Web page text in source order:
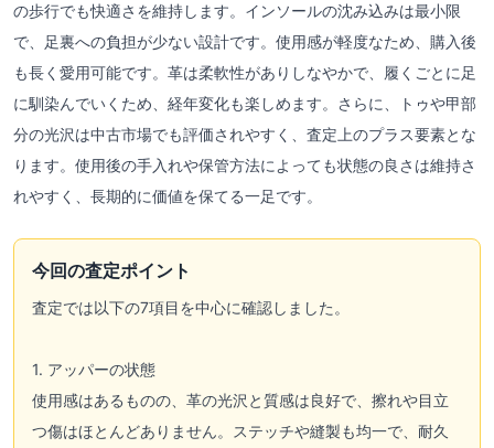
の歩行でも快適さを維持します。インソールの沈み込みは最小限
で、足裏への負担が少ない設計です。使用感が軽度なため、購入後
も長く愛用可能です。革は柔軟性がありしなやかで、履くごとに足
に馴染んでいくため、経年変化も楽しめます。さらに、トゥや甲部
分の光沢は中古市場でも評価されやすく、査定上のプラス要素とな
ります。使用後の手入れや保管方法によっても状態の良さは維持さ
れやすく、長期的に価値を保てる一足です。
今回の査定ポイント
査定では以下の7項目を中心に確認しました。
1. アッパーの状態
使用感はあるものの、革の光沢と質感は良好で、擦れや目立
つ傷はほとんどありません。ステッチや縫製も均一で、耐久